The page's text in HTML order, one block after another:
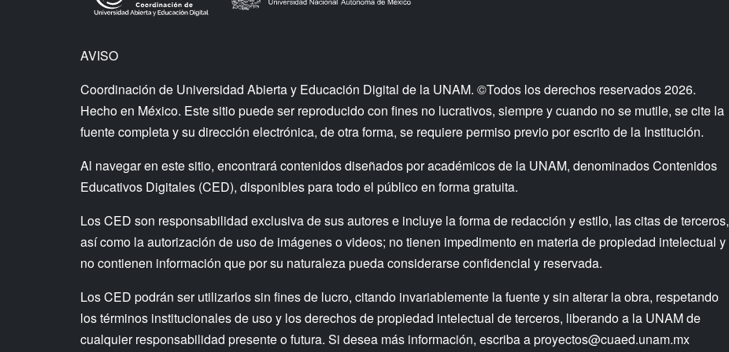
AVISO
Coordinación de Universidad Abierta y Educación Digital de la UNAM. ©Todos los derechos reservados 2026.
Hecho en México. Este sitio puede ser reproducido con fines no lucrativos, siempre y cuando no se mutile, se cite la
fuente completa y su dirección electrónica, de otra forma, se requiere permiso previo por escrito de la Institución.
Al navegar en este sitio, encontrará contenidos diseñados por académicos de la UNAM, denominados Contenidos
Educativos Digitales (CED), disponibles para todo el público en forma gratuita.
Los CED son responsabilidad exclusiva de sus autores e incluye la forma de redacción y estilo, las citas de terceros,
así como la autorización de uso de imágenes o videos; no tienen impedimento en materia de propiedad intelectual y
no contienen información que por su naturaleza pueda considerarse confidencial y reservada.
Los CED podrán ser utilizarlos sin fines de lucro, citando invariablemente la fuente y sin alterar la obra, respetando
los términos institucionales de uso y los derechos de propiedad intelectual de terceros, liberando a la UNAM de
cualquier responsabilidad presente o futura. Si desea más información, escriba aproyectos@cuaed.unam.mx